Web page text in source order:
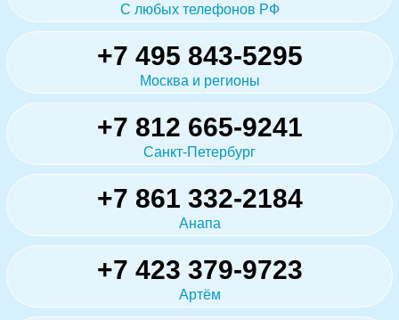
С любых телефонов РФ
+7 495 843-5295
Москва и регионы
+7 812 665-9241
Санкт-Петербург
+7 861 332-2184
Анапа
+7 423 379-9723
Артём